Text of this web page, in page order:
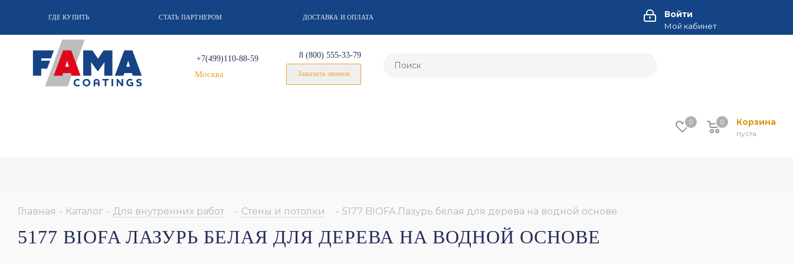
ГДЕ КУПИТЬ СТАТЬ ПАРТНЕРОМ ДОСТАВКА И ОПЛАТА Войти
Мой кабинет
+7(499)110-88-59
Москва
8 (800) 555-33-79
Заказать звонок
0 Корзина
пуста
0
Главная - Каталог - Для внутренних работ - Стены и потолки - 5177 BIOFA Лазурь белая для дерева на водной основе
5177 BIOFA ЛАЗУРЬ БЕЛАЯ ДЛЯ ДЕРЕВА НА ВОДНОЙ ОСНОВЕ